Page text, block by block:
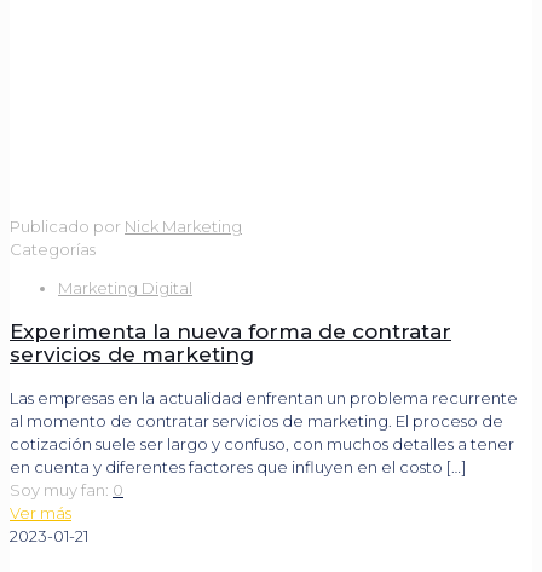
Publicado por Nick Marketing
Categorías
Marketing Digital
Experimenta la nueva forma de contratar
servicios de marketing
Las empresas en la actualidad enfrentan un problema recurrente
al momento de contratar servicios de marketing. El proceso de
cotización suele ser largo y confuso, con muchos detalles a tener
en cuenta y diferentes factores que influyen en el costo […]
Soy muy fan: 0
Ver más
2023-01-21